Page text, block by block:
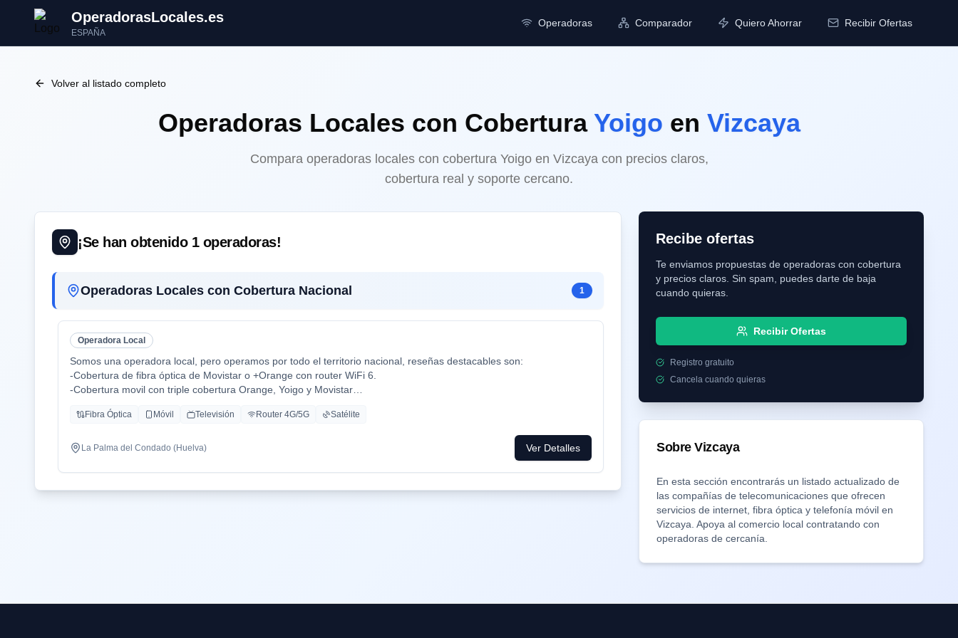
OperadorasLocales.es
ESPAÑA
Operadoras Comparador Quiero Ahorrar Recibir Ofertas
Volver al listado completo
Operadoras Locales con CoberturaYoigo en Vizcaya
Compara operadoras locales con cobertura Yoigo en Vizcaya con precios claros,
cobertura real y soporte cercano.
¡Se han obtenido 1operadoras!
Operadoras Locales con Cobertura Nacional 1
Operadora Local
Somos una operadora local, pero operamos por todo el territorio nacional, reseñas destacables son:
-Cobertura de fibra óptica de Movistar o +Orange con router WiFi 6.
-Cobertura movil con triple cobertura Orange, Yoigo y Movistar
Disney+ etc.
-Y donde recalco más a mi cliente la cercanía de mi empresa de tú a tú para un alta como para un problema, la
atención al cliente es humana y rapidez en solución de problemas que es lo que está falta la sociedad.
Fibra Óptica Móvil Televisión Router 4G/5G Satélite
La Palma del Condado (Huelva) Ver Detalles
Recibe ofertas
Te enviamos propuestas de operadoras con cobertura
y precios claros. Sin spam, puedes darte de baja
cuando quieras.
Recibir Ofertas
Registro gratuito
Cancela cuando quieras
SobreVizcaya
En esta sección encontrarás un listado actualizado de
las compañías de telecomunicaciones que ofrecen
servicios de internet, fibra óptica y telefonía móvil en
Vizcaya . Apoya al comercio local contratando con
operadoras de cercanía.